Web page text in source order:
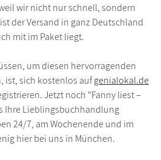
wir nicht nur schnell, sondern
der Versand in ganz Deutschland
mit im Paket liegt.
um diesen hervorragenden
ist, sich kostenlos aufgenialokal.de
Jetzt noch "Fanny liest –
Ihre Lieblingsbuchhandlung
24/7, am Wochenende und im
hier bei uns in München.